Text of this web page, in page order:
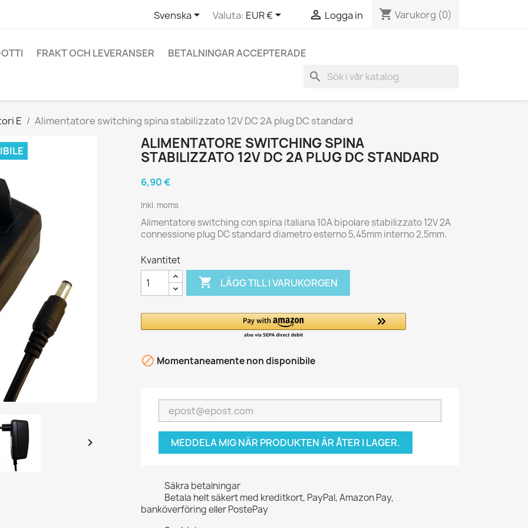
Svenska Valuta: EUR €  Logga in shopping_cart Varukorg (0)
FRAKT OCH LEVERANSER BETALNINGAR ACCEPTERADE
search
E Alimentatore switching spina stabilizzato 12V DC 2A plug DC standard

ALIMENTATORE SWITCHING SPINA
STABILIZZATO 12V DC 2A PLUG DC STANDARD
6,90 €
Inkl. moms
Alimentatore switching con spina italiana 10A bipolare stabilizzato 12V 2A
connessione plug DC standard diametro esterno 5,45mm interno 2,5mm.
Kvantitet
 LÄGG TILL I VARUKORGEN
 Momentaneamente non disponibile
MEDDELA MIG NÄR PRODUKTEN ÄR ÅTER I LAGER.
Säkra betalningar
Betala helt säkert med kreditkort, PayPal, Amazon Pay,
banköverföring eller PostePay